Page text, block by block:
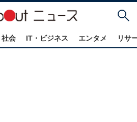
社会 IT・ビジネス エンタメ リサ